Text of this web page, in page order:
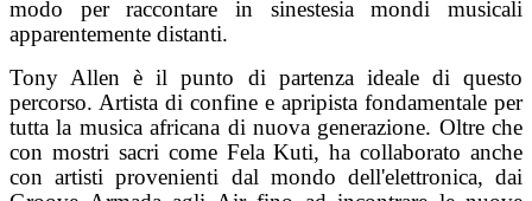
modo per raccontare in sinestesia mondi musicali
apparentemente distanti.
Tony Allen è il punto di partenza ideale di questo
percorso. Artista di confine e apripista fondamentale per
tutta la musica africana di nuova generazione. Oltre che
con mostri sacri come Fela Kuti, ha collaborato anche
con artisti provenienti dal mondo dell'elettronica, dai